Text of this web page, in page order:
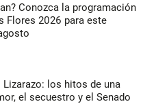
Conozca la programación
Flores 2026 para este
los hitos de una
el secuestro y el Senado